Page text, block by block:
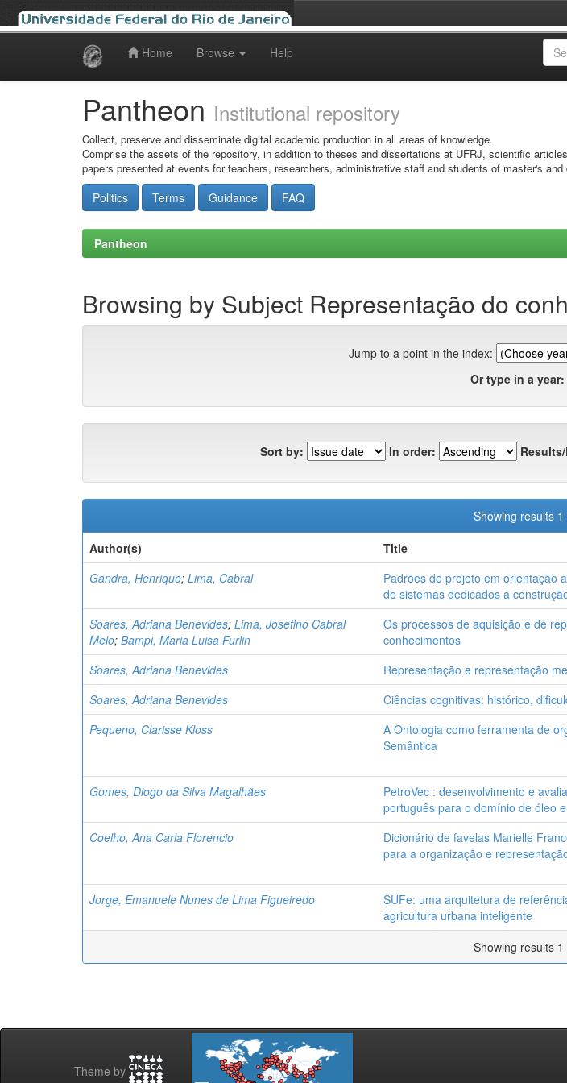
Home Browse Help
Pantheon Institutional repository
Collect, preserve and disseminate digital academic production in all areas of knowledge.
Comprise the assets of the repository, in addition to theses and dissertations at UFRJ, scientific
papers presented at events for teachers, researchers, administrative staff and students of master's and
Politics Terms Guidance FAQ
Pantheon
Browsing by Subject Representação do
Jump to a point in the index:
Or type in a year:
Sort by: In order:
Showing results
Author(s)
Title
Gandra, Henrique; Lima, Cabral
Padrões de projeto em orientação
de sistemas dedicados a
Soares, Adriana Benevides; Lima, Josefino Cabral
Melo; Bampi, Maria Luisa Furlin
Os processos de aquisição e de
conhecimentos
Soares, Adriana Benevides Representação e representação
Soares, Adriana Benevides
Ciências cognitivas: histórico,
Pequeno, Clarisse Kloss
A Ontologia como ferramenta de
Semântica
Gomes, Diogo da Silva Magalhães
PetroVec : desenvolvimento e
português para o domínio de óleo
Coelho, Ana Carla Florencio
Dicionário de favelas Marielle
para a organização e
Jorge, Emanuele Nunes de Lima Figueiredo
SUFe: uma arquitetura de
agricultura urbana inteligente
Showing results
Theme by